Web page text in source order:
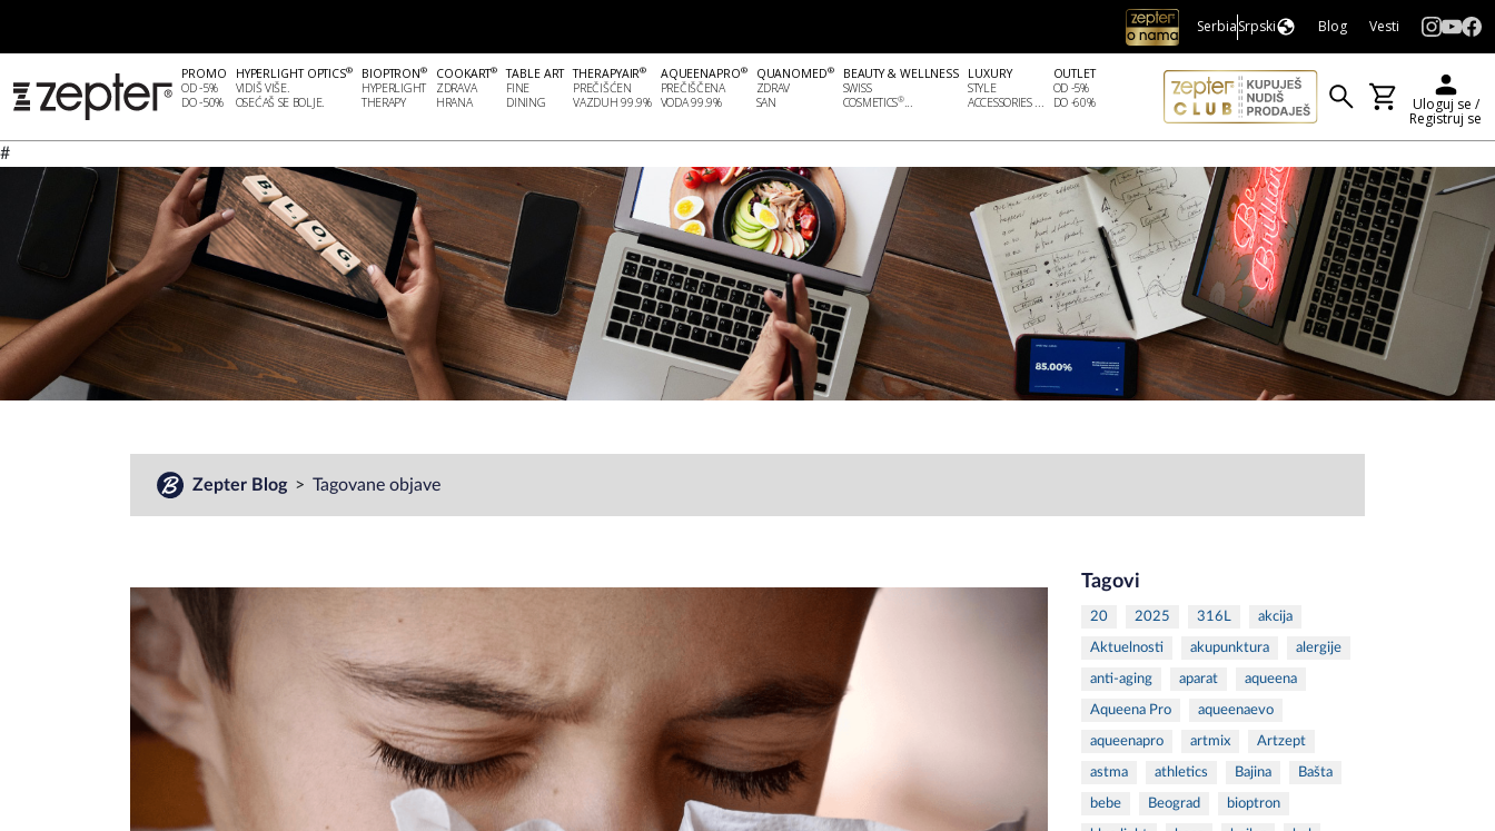
SerbiaSrpski Blog Vesti
PROMO
OD -5%
DO -50%
HYPERLIGHT OPTICS®
VIDIŠ VIŠE.
OSEĆAŠ SE BOLJE.
BIOPTRON®
HYPERLIGHT
THERAPY
COOKART®
ZDRAVA
HRANA
TABLE ART
FINE
DINING
THERAPYAIR®
PREČIŠĆEN
VAZDUH 99.9%
AQUEENAPRO®
PREČIŠČENA
VODA 99.9%
QUANOMED®
ZDRAV
SAN
BEAUTY & WELLNESS
SWISS
COSMETICS®...
LUXURY
STYLE
ACCESSORIES ...
OUTLET
OD -5%
DO -60%
Uloguj se /
Registruj se
#
Zepter Blog Tagovane objave
Tagovi
20 2025 316L akcija
Aktuelnosti akupunktura alergije
anti-aging aparat aqueena
Aqueena Pro aqueenaevo
aqueenapro artmix Artzept
astma athletics Bajina Bašta
bebe Beograd bioptron